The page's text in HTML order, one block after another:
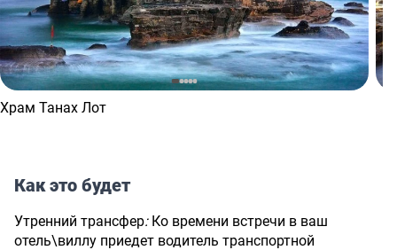
Храм Танах Лот
Как это будет
Утренний трансфер:Ко времени встречи в ваш
отель\виллу приедет водитель транспортной